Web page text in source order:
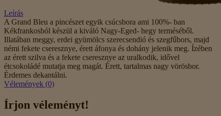
Leírás
A Grand Bleu a pincészet egyik csúcsbora ami 100%- ban
Kékfrankosból készül a kiváló Nagy-Eged- hegy terméséből.
Illatában meggy, erdei gyümölcs szerecsendió és szegfűbors, majd
némi fekete cseresznye, érett áfonya és dohány jelenik meg. Ízében
az érett szilva és a fekete cseresznye az uralkodik, idővel
étcsokoládé mutatja meg magát. Érett, tartalmas nagy vörösbor.
Érdemes dekantálni.
Vélemények (0)
Írjon véleményt!